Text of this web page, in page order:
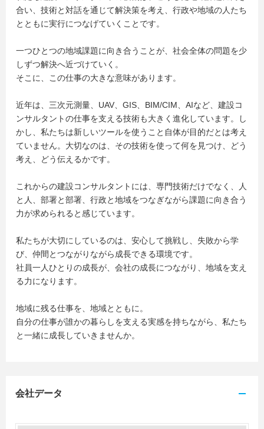
合い、技術と対話を通じて解決策を考え、行政や地域の人たち
とともに実行につなげていくことです。
一つひとつの地域課題に向き合うことが、社会全体の問題を少
しずつ解決へ近づけていく。
そこに、この仕事の大きな意味があります。
近年は、三次元測量、UAV、GIS、BIM/CIM、AIなど、建設コ
ンサルタントの仕事を支える技術も大きく進化しています。し
かし、私たちは新しいツールを使うこと自体が目的だとは考え
ていません。大切なのは、その技術を使って何を見つけ、どう
考え、どう伝えるかです。
これからの建設コンサルタントには、専門技術だけでなく、人
と人、部署と部署、行政と地域をつなぎながら課題に向き合う
力が求められると感じています。
私たちが大切にしているのは、安心して挑戦し、失敗から学
び、仲間とつながりながら成長できる環境です。
社員一人ひとりの成長が、会社の成長につながり、地域を支え
る力になります。
地域に残る仕事を、地域とともに。
自分の仕事が誰かの暮らしを支える実感を持ちながら、私たち
と一緒に成長していきませんか。
会社データ